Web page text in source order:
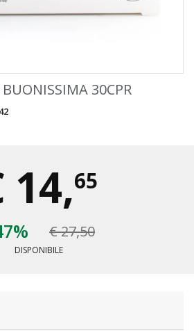
30CPR
14,65
€ 27,50
DISPONIBILE